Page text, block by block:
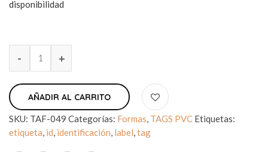
disponibilidad
AÑADIR AL CARRITO
SKU: TAF-049 Categorías: Formas, TAGS PVC Etiquetas:
etiqueta, id, identificación, label,tag